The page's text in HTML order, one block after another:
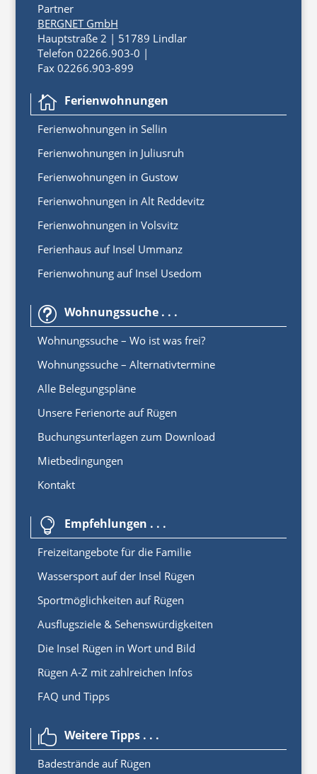
Partner
BERGNET GmbH
Hauptstraße 2 | 51789 Lindlar
Telefon 02266.903-0 |
Fax 02266.903-899
 Ferienwohnungen
Ferienwohnungen in Sellin
Ferienwohnungen in Juliusruh
Ferienwohnungen in Gustow
Ferienwohnungen in Alt Reddevitz
Ferienwohnungen in Volsvitz
Ferienhaus auf Insel Ummanz
Ferienwohnung auf Insel Usedom
t Wohnungssuche . . .
Wohnungssuche – Wo ist was frei?
Wohnungssuche – Alternativtermine
Alle Belegungspläne
Unsere Ferienorte auf Rügen
Buchungsunterlagen zum Download
Mietbedingungen
Kontakt
 Empfehlungen . . .
Freizeitangebote für die Familie
Wassersport auf der Insel Rügen
Sportmöglichkeiten auf Rügen
Ausflugsziele & Sehenswürdigkeiten
Die Insel Rügen in Wort und Bild
Rügen A-Z mit zahlreichen Infos
FAQ und Tipps
 Weitere Tipps . . .
Badestrände auf Rügen